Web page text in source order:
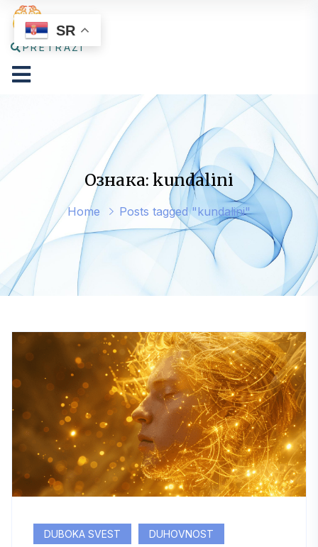
PRETRAŽI
Ознака: kundalini
Home Posts tagged "kundalini"
DUBOKA SVEST
DUHOVNOST
SR